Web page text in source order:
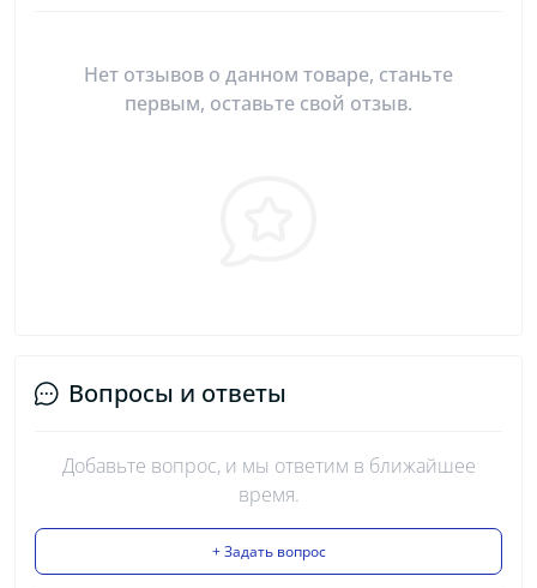
Нет отзывов о данном товаре, станьте
первым, оставьте свой отзыв.
Вопросы и ответы
Добавьте вопрос, и мы ответим в ближайшее
время.
+ Задать вопрос